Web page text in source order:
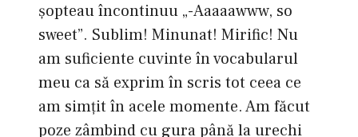
şopteau încontinuu „-Aaaaawww, so
sweet”. Sublim! Minunat! Mirific! Nu
am suficiente cuvinte în vocabularul
meu ca să exprim în scris tot ceea ce
am simţit în acele momente. Am făcut
poze zâmbind cu gura până la urechi